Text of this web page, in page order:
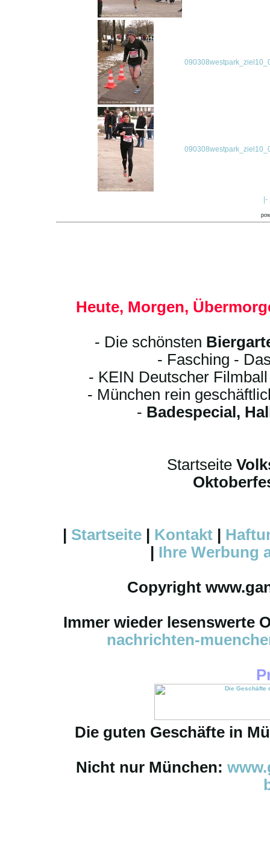
Heute, Morgen,
- Die schönsten
- Fasching -
- KEIN Deutscher
- München rein
- Badespecial,
Startseite
Startseite Kontakt
Ihre Werbung
Copyright
Immer wieder lesenswerte
nachrichten-
Die guten Geschäfte in
Nicht nur München: